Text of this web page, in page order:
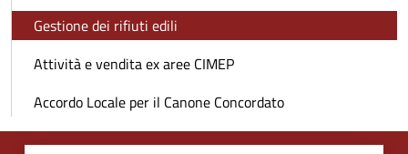
Gestione dei rifiuti edili
Attività e vendita ex aree CIMEP
Accordo Locale per il Canone Concordato